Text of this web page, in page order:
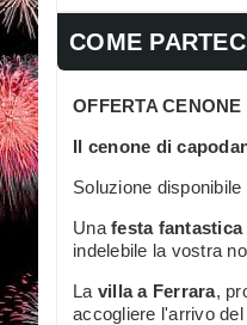
COME
OFFERTA
Il cenone di
Soluzione
Una festa fantastica
indelebile la vostra
La villa a Ferrara,
accogliere l'arrivo